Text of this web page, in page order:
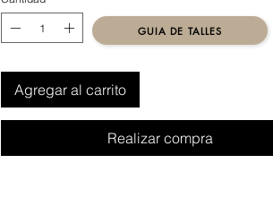
Agregar al carrito
Realizar compra
GUIA DE TALLES